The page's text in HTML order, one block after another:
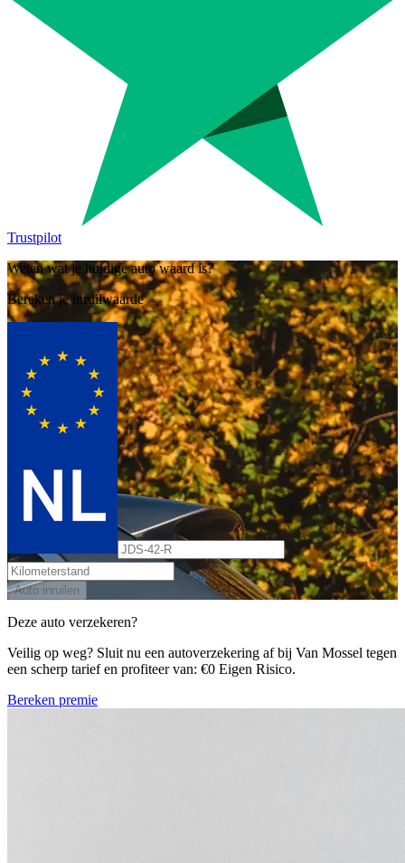
Trustpilot
Weten wat je huidige auto waard is?
Bereken je inruilwaarde
Auto inruilen
Deze auto verzekeren?
Veilig op weg? Sluit nu een autoverzekering af bij Van Mossel tegen
een scherp tarief en profiteer van: €0 Eigen Risico.
Bereken premie